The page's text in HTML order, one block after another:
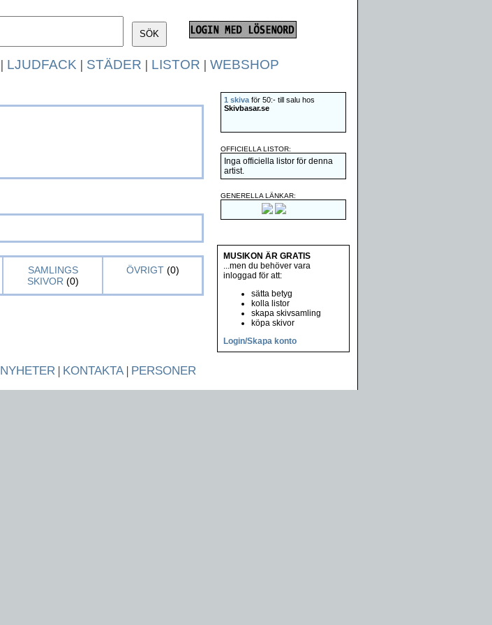
| LJUDFACK | STÄDER | LISTOR | WEBSHOP
SAMLINGS
SKIVOR (0)
ÖVRIGT(0)
1 skiva för 50:- till salu hos
Skivbasar.se
OFFICIELLA LISTOR:
Inga officiella listor för denna
artist.
GENERELLA LÄNKAR:
MUSIKON ÄR GRATIS
...men du behöver vara
inloggad för att:
sätta betyg
kolla listor
skapa skivsamling
köpa skivor
Login/Skapa konto
NYHETER| KONTAKTA| PERSONER